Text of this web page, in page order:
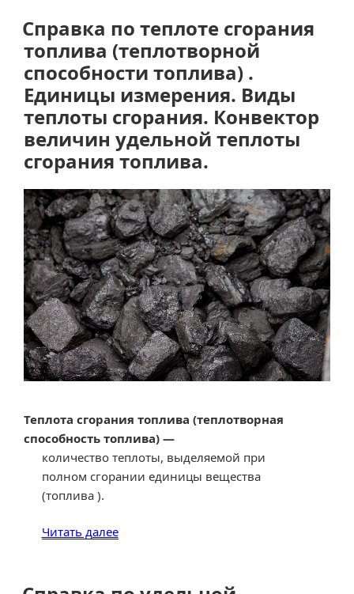
Единицы
измерения
теплоты.
Виды
теплоты.
Калькуляторы
теплоты.»
Справка по теплоте сгорания
топлива (теплотворной
способности топлива) .
Единицы измерения. Виды
теплоты сгорания. Конвектор
величин удельной теплоты
сгорания топлива.
Теплота сгорания топлива (теплотворная
способность топлива) —
количество теплоты, выделяемой при
полном сгорании единицы вещества
(топлива ).
Читать далее«Справка
сгорания